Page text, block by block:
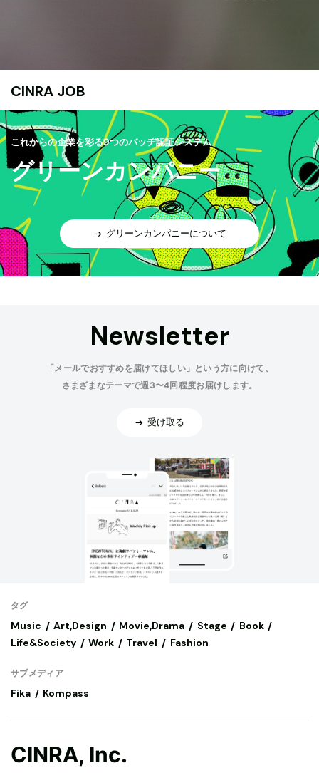
CINRA JOB
これからの企業を彩る9つのバッヂ認証システム
グリーンカンパニー
グリーンカンパニーについて
Newsletter
「メールでおすすめを届けてほしい」という方に向けて、
さまざまなテーマで週3〜4回程度お届けします。
受け取る
タグ
Music Art,Design Movie,Drama Stage
Book
Life&Society
Work Travel Fashion
サブメディア
Fika Kompass
CINRA, Inc.